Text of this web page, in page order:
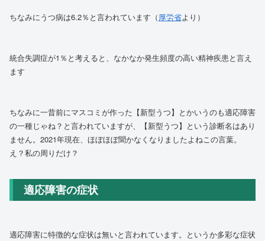
ちなみにうつ病は6.2％と言われています（厚労省より）
統合失調症が1％と考えると、なかなか発生頻度の高い精神疾患と言え
ます
ちなみに一昔前にマスコミが作った【新型うつ】とかいうのも適応障害
の一種じゃね？と言われていますが、【新型うつ】という診断名はあり
ません。2021年現在、ほぼほぼ聞かなくなりましたよねこの言葉。
え？私の周りだけ？
適応障害の症状
適応障害に特徴的な症状は無いと言われています。というか多彩な症状